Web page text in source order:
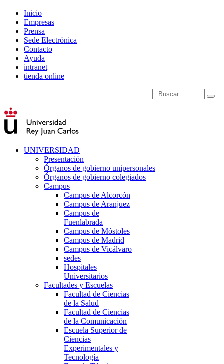
Inicio
Empresas
Prensa
Sede Electrónica
Contacto
Ayuda
intranet
tienda online
Introduce términos de
UNIVERSIDAD
Presentación
Órganos de gobierno unipersonales
Órganos de gobierno colegiados
Campus
Campus de Alcorcón
Campus de Aranjuez
Campus de
Fuenlabrada
Campus de Móstoles
Campus de Madrid
Campus de Vicálvaro
sedes
Hospitales
Universitarios
Facultades y Escuelas
Facultad de Ciencias
de la Salud
Facultad de Ciencias
de la Comunicación
Escuela Superior de
Ciencias
Experimentales y
Tecnología